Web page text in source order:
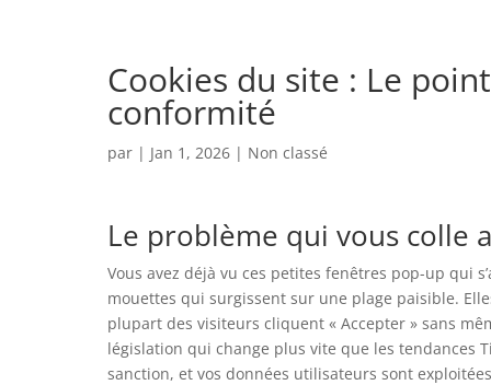
Cookies du site : Le
conformité
par | Jan 1, 2026 | Non classé
Le problème qui vous colle
Vous avez déjà vu ces petites fenêtres pop-up qui
mouettes qui surgissent sur une plage paisible.
plupart des visiteurs cliquent « Accepter » sans
législation qui change plus vite que les tendances
sanction, et vos données utilisateurs sont